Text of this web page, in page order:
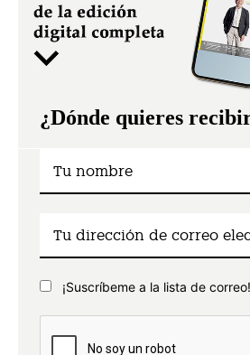
¿Dónde quieres
¡Suscríbeme a la lista de correo!